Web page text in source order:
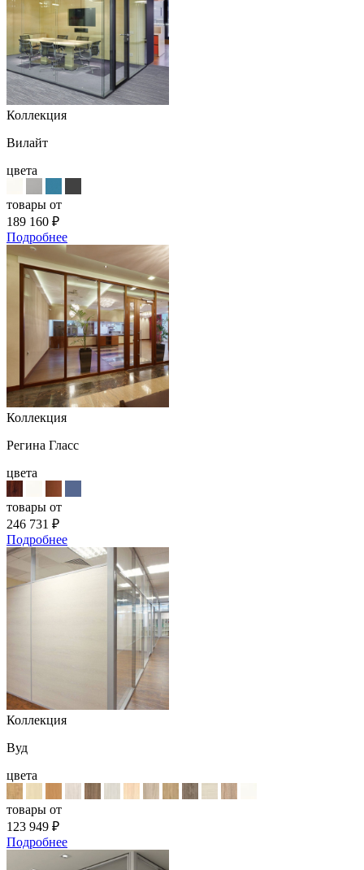
Коллекция
Вилайт
цвета
товары от
189 160 ₽
Подробнее
Коллекция
Регина Гласс
цвета
товары от
246 731 ₽
Подробнее
Коллекция
Вуд
цвета
товары от
123 949 ₽
Подробнее